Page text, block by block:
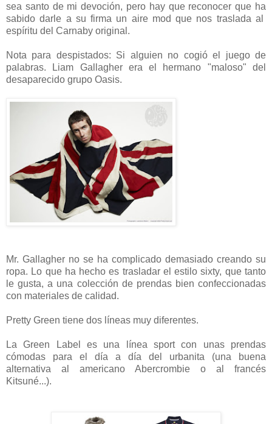
sea santo de mi devoción, pero hay que reconocer que ha
sabido darle a su firma un aire mod que nos traslada al
espíritu del Carnaby original.
Nota para despistados: Si alguien no cogió el juego de
palabras. Liam Gallagher era el hermano "maloso" del
desaparecido grupo Oasis.
Mr. Gallagher no se ha complicado demasiado creando su
ropa. Lo que ha hecho es trasladar el estilo sixty, que tanto
le gusta, a una colección de prendas bien confeccionadas
con materiales de calidad.
Pretty Green tiene dos líneas muy diferentes.
La Green Label es una línea sport con unas prendas
cómodas para el día a día del urbanita (una buena
alternativa al americano Abercrombie o al francés
Kitsuné...).